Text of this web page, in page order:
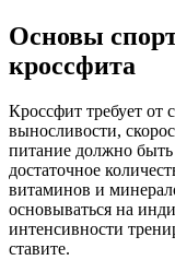
Основы
кроссфита
Кроссфит требует от
выносливости,
питание должно
достаточное
витаминов и
основываться на
интенсивности
ставите.